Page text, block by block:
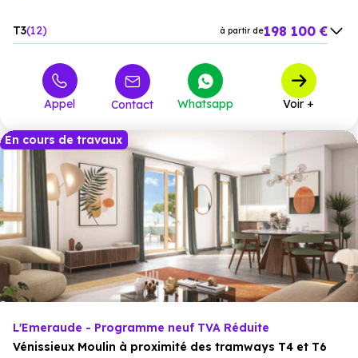
T3 12 à partir de198 100 €
Appel Contact Whatsapp Voir +
En cours de travaux
L'Emeraude - Programme neuf TVA Réduite
Vénissieux Moulin à proximité des tramways T4 et T6